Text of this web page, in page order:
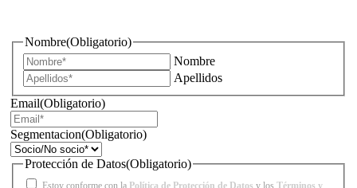
Nombre(Obligatorio)
Nombre
Apellidos
Email(Obligatorio)
Segmentacion(Obligatorio)
Protección de Datos(Obligatorio)
Estoy conforme con la Política de Protección de Datos y los Términos y